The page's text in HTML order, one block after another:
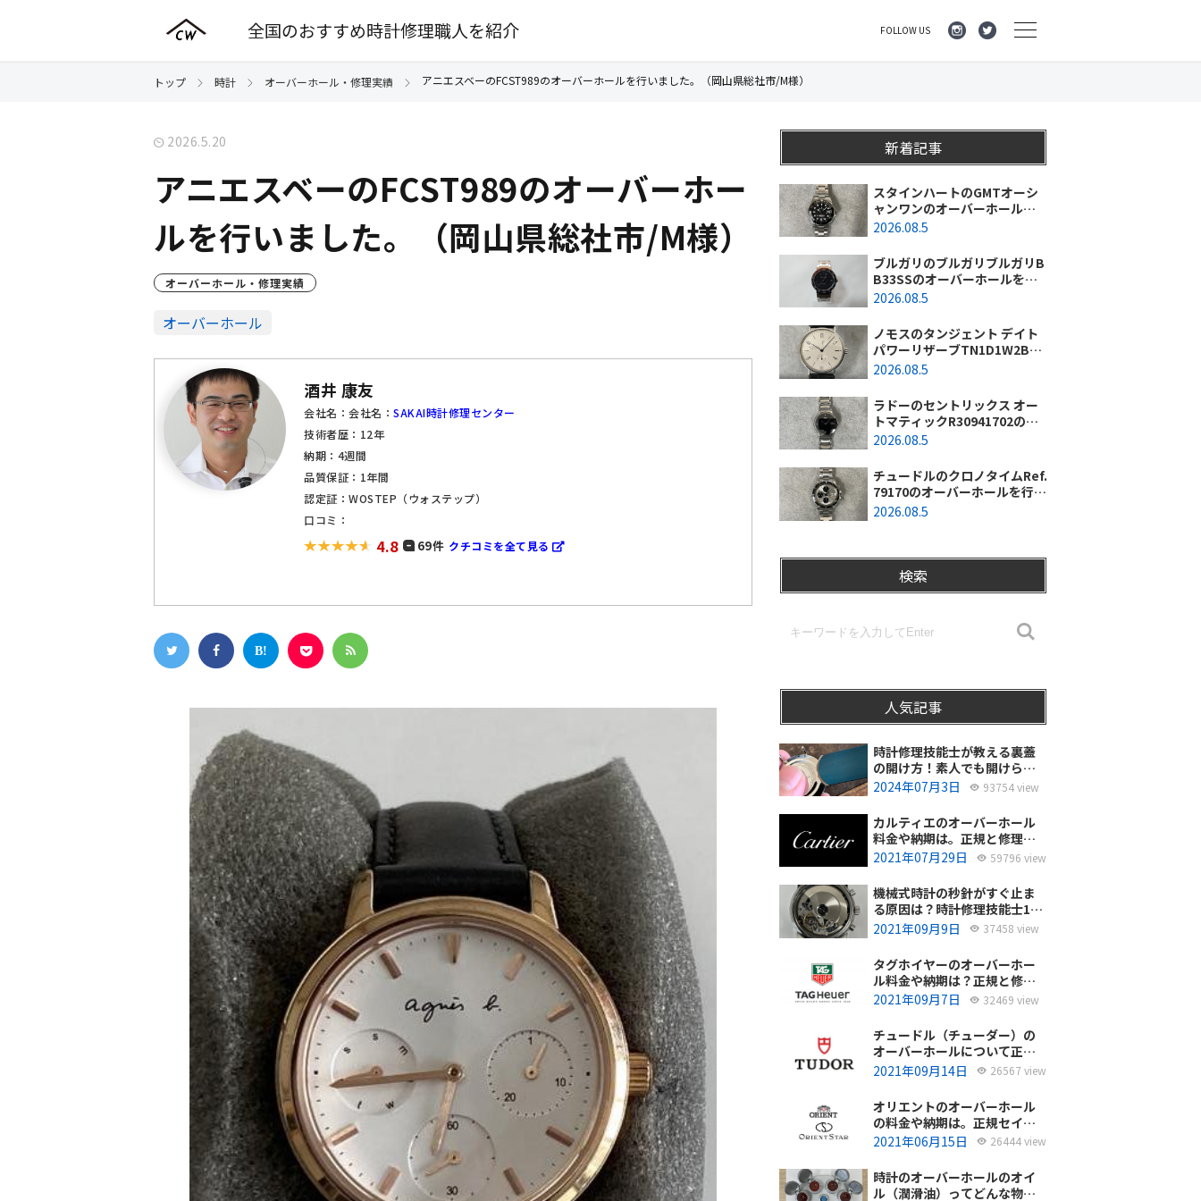
全国のおすすめ時計修理職人を紹介 FOLLOW US
トップ 時計 オーバーホール・修理実績 アニエスベーのFCST989のオーバーホールを行いました。（岡山県総社市/M様）
2026.5.20
アニエスベーのFCST989のオーバーホー
ルを行いました。（岡山県総社市/M様）
オーバーホール・修理実績
オーバーホール
酒井 康友
会社名：会社名： SAKAI時計修理センター
技術者歴：12年
納期：4週間
品質保証：1年間
認定証：WOSTEP（ウォステップ）
口コミ：
4.8 69件 クチコミを全て見る
新着記事
スタインハートのGMTオーシ
ャンワンのオーバーホールを
行いました。（神奈川県平塚
2026.08.5
ブルガリのブルガリブルガリB
B33SSのオーバーホールを行
いました。（埼玉県所沢市/S
2026.08.5
ノモスのタンジェント デイト
パワーリザーブTN1D1W2BK
(131)のオーバーホールを行い
2026.08.5
ラドーのセントリックス オー
トマティックR30941702のオ
ーバーホールを行いました。
2026.08.5
チュードルのクロノタイムRef.
79170のオーバーホールを行い
ました。（神奈川県茅ヶ崎市/I
2026.08.5
検索
人気記事
時計修理技能士が教える裏蓋
の開け方！素人でも開けられ
る？
2024年07月3日 93754 view
カルティエのオーバーホール
料金や納期は。正規と修理専
門店の比較どちらがおすす
2021年07月29日 59796 view
機械式時計の秒針がすぐ止ま
る原因は？時計修理技能士1級
の技術者がお答えします。
2021年09月9日 37458 view
タグホイヤーのオーバーホー
ル料金や納期は？正規と修理
専門店の比較、どちらがおす
2021年09月7日 32469 view
チュードル（チューダー）の
オーバーホールについて正規
サービスと腕時計修理専門店
どっち？
2021年09月14日 26567 view
オリエントのオーバーホール
の料金や納期は。正規セイコ
ーエプソンと修理専門店の比
2021年06月15日 26444 view
時計のオーバーホールのオイ
ル（潤滑油）ってどんな物を